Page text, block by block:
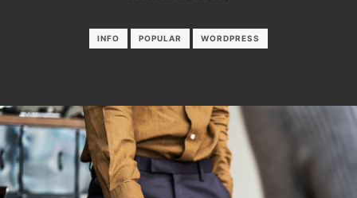
INFO POPULAR WORDPRESS